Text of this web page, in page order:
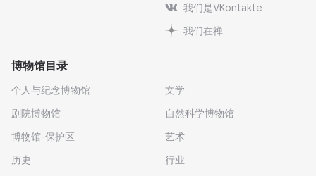
我们是VKontakte
我们在禅
博物馆目录
个人与纪念博物馆
剧院博物馆
博物馆-保护区
历史
文学
自然科学博物馆
艺术
行业